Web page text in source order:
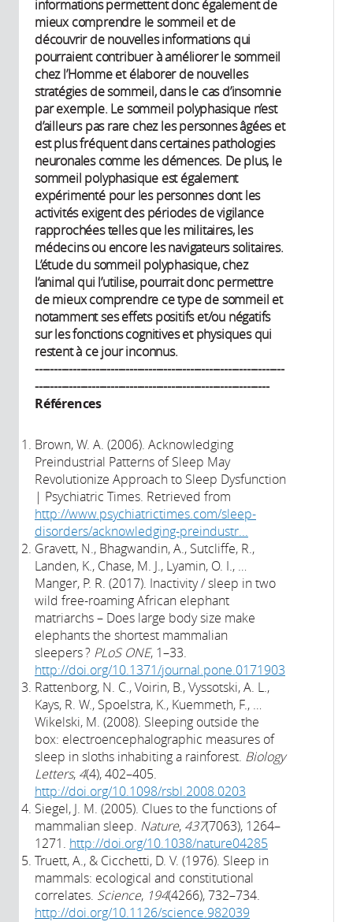
informations permettent donc également de
mieux comprendre le sommeil et de
découvrir de nouvelles informations qui
pourraient contribuer à améliorer le sommeil
chez l’Homme et élaborer de nouvelles
stratégies de sommeil, dans le cas d’insomnie
par exemple. Le sommeil polyphasique n’est
d’ailleurs pas rare chez les personnes âgées et
est plus fréquent dans certaines pathologies
neuronales comme les démences. De plus, le
sommeil polyphasique est également
expérimenté pour les personnes dont les
activités exigent des périodes de vigilance
rapprochées telles que les militaires, les
médecins ou encore les navigateurs solitaires.
L’étude du sommeil polyphasique, chez
l’animal qui l’utilise, pourrait donc permettre
de mieux comprendre ce type de sommeil et
notamment ses effets positifs et/ou négatifs
sur les fonctions cognitives et physiques qui
restent à ce jour inconnus.
------------------------------------------------------------------
--------------------------------------------------------------
Références
Brown, W. A. (2006). Acknowledging
Preindustrial Patterns of Sleep May
Revolutionize Approach to Sleep Dysfunction
| Psychiatric Times. Retrieved from
http://www.psychiatrictimes.com/sleep-
disorders/acknowledging-preindustr...
​Gravett, N., Bhagwandin, A., Sutcliffe, R.,
Landen, K., Chase, M. J., Lyamin, O. I., …
Manger, P. R. (2017). Inactivity / sleep in two
wild free-roaming African elephant
matriarchs – Does large body size make
elephants the shortest mammalian
sleepers ? PLoS ONE, 1–33.
http://doi.org/10.1371/journal.pone.0171903
Rattenborg, N. C., Voirin, B., Vyssotski, A. L.,
Kays, R. W., Spoelstra, K., Kuemmeth, F., …
Wikelski, M. (2008). Sleeping outside the
box: electroencephalographic measures of
sleep in sloths inhabiting a rainforest. Biology
Letters, 4(4), 402–405.
http://doi.org/10.1098/rsbl.2008.0203
Siegel, J. M. (2005). Clues to the functions of
mammalian sleep. Nature, 437(7063), 1264–
1271. http://doi.org/10.1038/nature04285
Truett, A., & Cicchetti, D. V. (1976). Sleep in
mammals: ecological and constitutional
correlates. Science, 194(4266), 732–734.
http://doi.org/10.1126/science.982039